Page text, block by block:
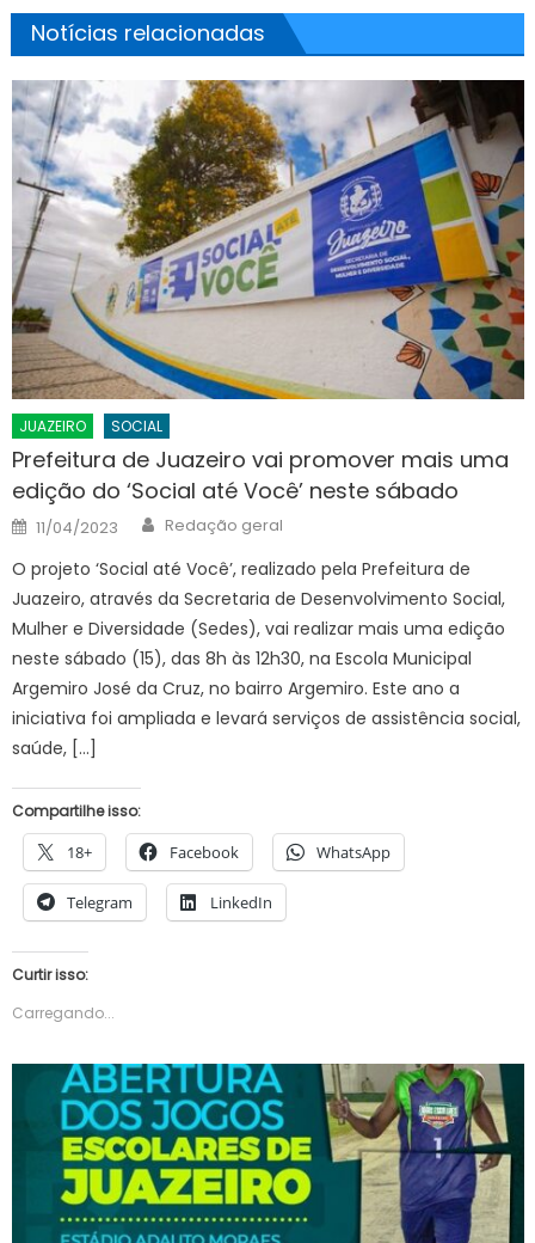
Notícias relacionadas
JUAZEIRO SOCIAL
Prefeitura de Juazeiro vai promover mais uma
edição do ‘Social até Você’ neste sábado
Posted
on
11/04/2023 Author
Redação geral
O projeto ‘Social até Você’, realizado pela Prefeitura de
Juazeiro, através da Secretaria de Desenvolvimento Social,
Mulher e Diversidade (Sedes), vai realizar mais uma edição
neste sábado (15), das 8h às 12h30, na Escola Municipal
Argemiro José da Cruz, no bairro Argemiro. Este ano a
iniciativa foi ampliada e levará serviços de assistência social,
saúde, […]
Compartilhe isso:
18+ Facebook WhatsApp
Telegram LinkedIn
Curtir isso:
Carregando...